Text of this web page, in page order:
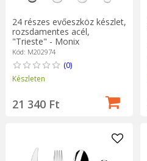
24 részes evőeszköz készlet,
rozsdamentes acél,
"Trieste" - Monix
Kód: M202974
(0)
Készleten
21 340 Ft